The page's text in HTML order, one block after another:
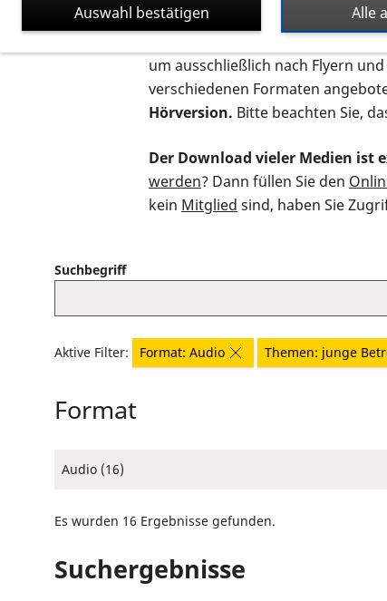
Auf dieser Seite finden Sie
um ausschließlich nach Flyern
verschiedenen Formaten
Hörversion. Bitte beachten Sie,
Der Download vieler Medien ist
werden? Dann füllen Sie den
kein Mitglied sind, haben Sie
Suchbegriff
Aktive Filter: Format: Audio Themen: junge
Format
Audio (16)
Es wurden 16 Ergebnisse gefunden.
Suchergebnisse
Alle
Auswahl bestätigen